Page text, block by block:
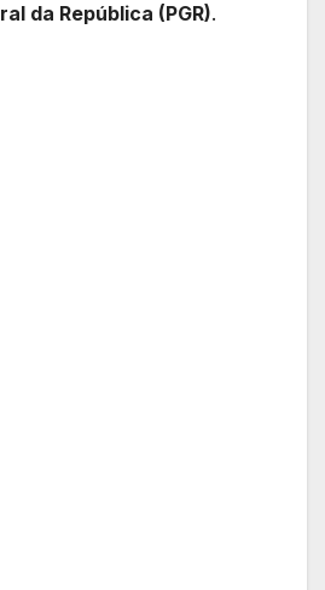
da República (PGR).